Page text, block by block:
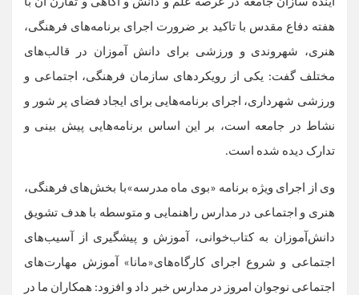
آینده سازان جامعه در عرصه علم و دانش و آگاهی و تقارن آن با
هفته دفاع مقدس با تاکید بر ضرورت اجرای برنامه‌های فرهنگی،
هنری، شهروندی و ورزشی برای دانش آموزان در قالب‌های
مختلف گفت: یکی از رویکردهای سازمان فرهنگی، اجتماعی و
ورزشی شهرداری، اجرای برنامه‌هایی برای ایجاد فضای پر شور و
نشاط در جامعه است، بر این اساس برنامه‌هایی پیش بینی و
تدارک دیده شده است.
وی از اجرای ویژه برنامه «بوی ماه مدرسه»با بخش‌های فرهنگی،
هنری و اجتماعی در مدارس راهنمایی و متوسطه با هدف تشویق
دانش‌آموزان به کتاب‌خوانی، آموزش و پیشگیری از آسیب‌های
اجتماعی و شروع اجرای کارگاه‌های«مانا» آموزش مهارت‌های
اجتماعی نوجوان امروز در مدارس خبر داد و افزود: همکاران ما در